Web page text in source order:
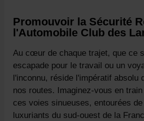
Promouvoir la Sécurité
l'Automobile Club des
Au cœur de chaque trajet, que ce
escapade pour le travail ou un
l'inconnu, réside l'impératif absolu
nos routes. Imaginez-vous en
ces voies sinueuses, entourées
luxuriants du sud-ouest de la